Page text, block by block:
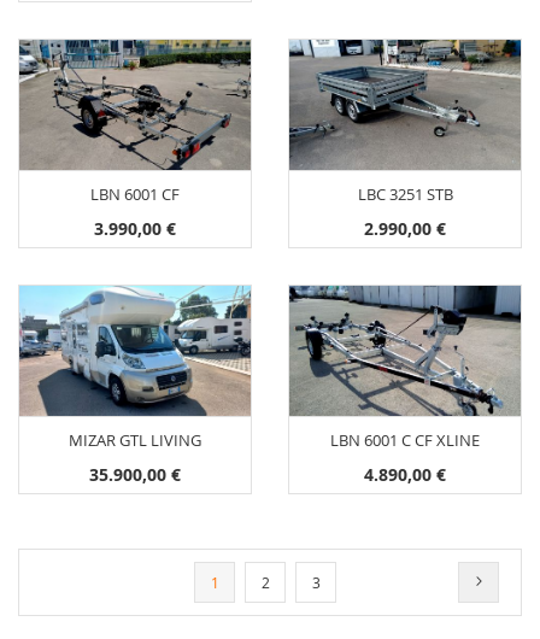
LBN 6001 CF
3.990,00 €
LBC 3251 STB
2.990,00 €
MIZAR GTL LIVING
35.900,00 €
LBN 6001 C CF XLINE
4.890,00 €
Attualmente stai leggendo la pagina
1 Pagina
2 Pagina
3